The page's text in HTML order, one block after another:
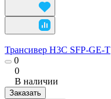
Трансивер H3C SFP-GE-T
0
0
В наличии
Заказать